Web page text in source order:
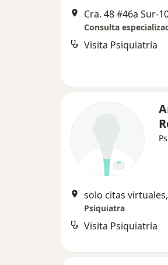
Cra. 48 #46a Sur-
Consulta
Visita Psiquiatría
solo citas
Psiquiatra
Visita Psiquiatría